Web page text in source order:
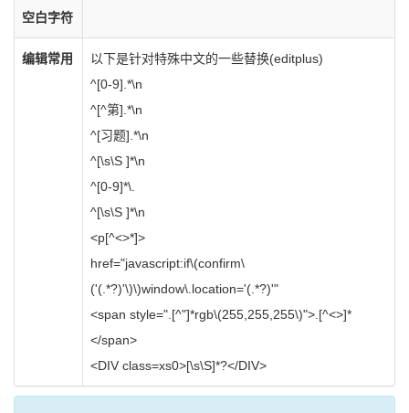
空白字符
编辑常用
以下是针对特殊中文的一些替换(editplus)
^[0-9].*\n
^[^第].*\n
^[习题].*\n
^[\s\S ]*\n
^[0-9]*\.
^[\s\S ]*\n
<p[^<>*]>
href="javascript:if\(confirm\
('(.*?)'\)\)window\.location='(.*?)'"
<span style=".[^"]*rgb\(255,255,255\)">.[^<>]*
</span>
<DIV class=xs0>[\s\S]*?</DIV>